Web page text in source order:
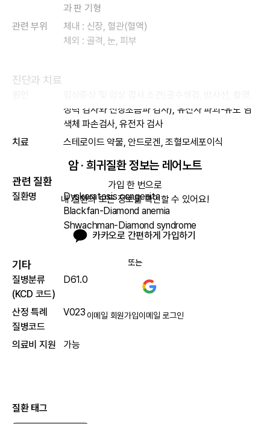
과 판 기형
관련 부위
체내 : 신장, 혈관(혈액)
체외 : 골격, 눈, 피부
진단과 치료
청력 검사와 신장초음파 검사), 유전자 파괴-유도 염
색체 파손검사, 유전자 검사
치료
스테로이드 약물, 안드로겐, 조혈모세포이식
관련 질환
질환명
Dyskeratosis congenita
Blackfan-Diamond anemia
Shwachman-Diamond syndrome
기타
질병분류
(KCD 코드)
D61.0
산정 특례
질병코드
V023
의료비 지원 가능
암 · 희귀질환 정보는 레어노트
가입 한 번으로
내 질환의 모든 정보를 확인할 수 있어요!
카카오로 간편하게 가입하기
또는
이메일 회원가입이메일 로그인
질환 태그